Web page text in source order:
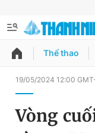
QUẢNG CÁO
Đổi mật khẩu
Thể thao
19/05/2024 12:00
Vòng